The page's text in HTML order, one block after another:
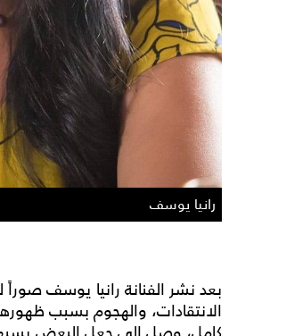
رانيا يوسف
بعد نشر الفنانة رانيا يوسف
الانتقادات، والهجوم بسبب